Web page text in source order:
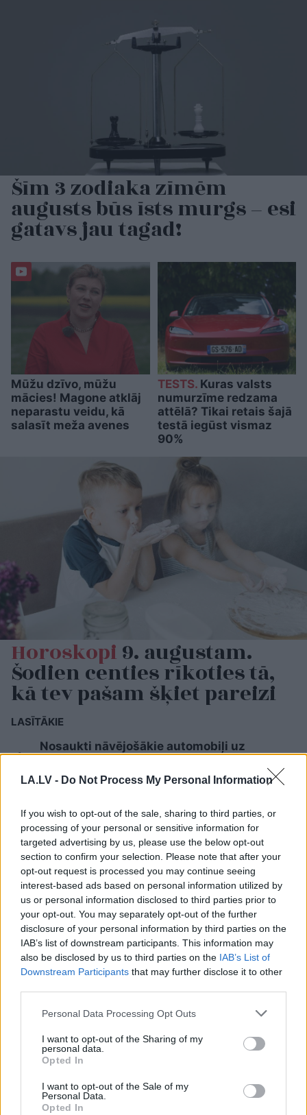
LA.LV - Do Not Process My Personal Information
If you wish to opt-out of the sale, sharing to third parties, or
processing of your personal or sensitive information for
targeted advertising by us, please use the below opt-out
section to confirm your selection. Please note that after your
opt-out request is processed you may continue seeing
interest-based ads based on personal information utilized by
us or personal information disclosed to third parties prior to
your opt-out. You may separately opt-out of the further
disclosure of your personal information by third parties on the
IAB’s list of downstream participants. This information may
also be disclosed by us to third parties on the IAB’s List of
Downstream Participants that may further disclose it to other
Please note that this website/app uses one or more Google
not limited to your visit or usage behaviour. You may click to
grant or deny consent to Google and its third-party tags to
use your data for below specified purposes in below Google
consent section.
Personal Data Processing Opt Outs
I want to opt-out of the Sharing of my
personal data.
Opted In
I want to opt-out of the Sale of my
Personal Data.
Opted In
Šīm 3 zodiaka zīmēm
augusts būs īsts murgs – esi
gatavs jau tagad!
Mūžu dzīvo, mūžu
mācies! Magone atklāj
neparastu veidu, kā
salasīt meža avenes
TESTS.Kuras valsts
numurzīme redzama
attēlā? Tikai retais šajā
testā iegūst vismaz
90%
Horoskopi9. augustam.
Šodien centies rīkoties tā,
kā tev pašam šķiet pareizi
LASĪTĀKIE
Nosaukti nāvējošākie automobiļi uz
ceļiem: turam īkšķus, lai neatrodi sarakstā
savu auto
Aršo zodiaka zīmju pārstāvjiem labāk
nestrīdēties: viņi vienmēr atradīs veidu,
kā pamatīgi atriebties
“Tikai bagātie izmanto sabiedrisko
transportu?” Ģimene gribēja pavizināties
ar vilcienu, bet biļešu cena lika pārdomāt
Šīm
3 zodiaka zīmēm augusts būs īsts
murgs – esi gatavs jau tagad!
promenādi
Lasīt citas ziņas